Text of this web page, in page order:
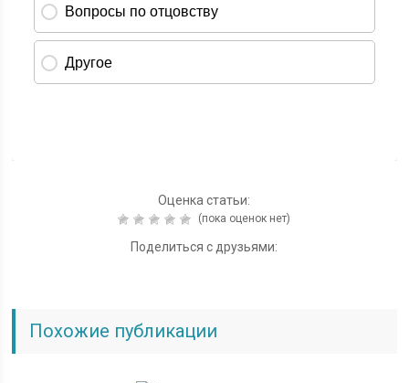
Оценка статьи:
(пока оценок нет)
Поделиться с друзьями:
Похожие публикации